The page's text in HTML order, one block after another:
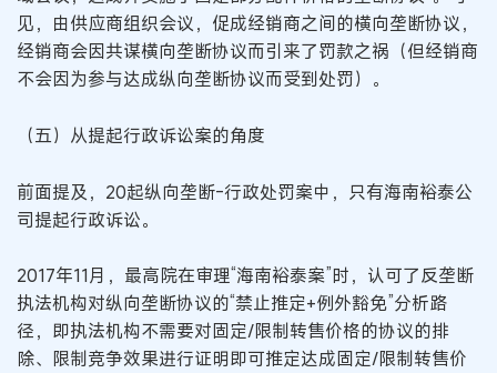
见，由供应商组织会议，促成经销商之间的横向垄断协议，
经销商会因共谋横向垄断协议而引来了罚款之祸（但经销商
不会因为参与达成纵向垄断协议而受到处罚）。
（五）从提起行政诉讼案的角度
前面提及，20起纵向垄断-行政处罚案中，只有海南裕泰公
司提起行政诉讼。
2017年11月，最高院在审理“海南裕泰案”时，认可了反垄断
执法机构对纵向垄断协议的“禁止推定+例外豁免”分析路
径，即执法机构不需要对固定/限制转售价格的协议的排
除、限制竞争效果进行证明即可推定达成固定/限制转售价